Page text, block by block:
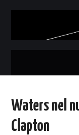
Waters nel
Clapton